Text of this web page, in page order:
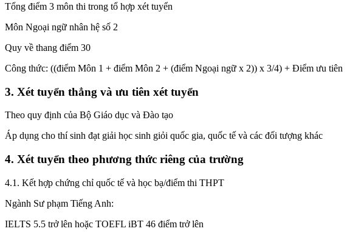
Tổng điểm 3 môn thi trong tổ hợp xét tuyển
Môn Ngoại ngữ nhân hệ số 2
Quy về thang điểm 30
Công thức: ((điểm Môn 1 + điểm Môn 2 + (điểm Ngoại ngữ x 2)) x 3/4) + Điểm ưu tiên
3. Xét tuyển thẳng và ưu tiên xét tuyển
Theo quy định của Bộ Giáo dục và Đào tạo
Áp dụng cho thí sinh đạt giải học sinh giỏi quốc gia, quốc tế và các đối tượng khác
4. Xét tuyển theo phương thức riêng của trường
4.1. Kết hợp chứng chỉ quốc tế và học bạ/điểm thi THPT
Ngành Sư phạm Tiếng Anh:
IELTS 5.5 trở lên hoặc TOEFL iBT 46 điểm trở lên